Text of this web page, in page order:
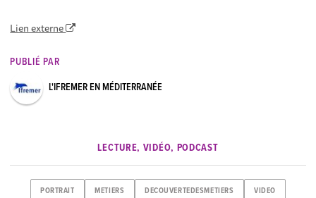
Lien externe
PUBLIÉ PAR
L'IFREMER EN MÉDITERRANÉE
LECTURE, VIDÉO, PODCAST
PORTRAIT METIERS DECOUVERTEDESMETIERS VIDEO